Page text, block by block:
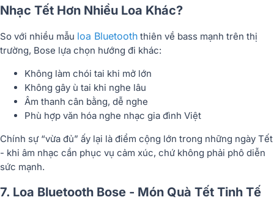
Nhạc Tết Hơn Nhiều Loa Khác?
So với nhiều mẫu loa Bluetooth thiên về bass mạnh trên thị
trường, Bose lựa chọn hướng đi khác:
Không làm chói tai khi mở lớn
Không gây ù tai khi nghe lâu
Âm thanh cân bằng, dễ nghe
Phù hợp văn hóa nghe nhạc gia đình Việt
Chính sự “vừa đủ” ấy lại là điểm cộng lớn trong những ngày Tết
- khi âm nhạc cần phục vụ cảm xúc, chứ không phải phô diễn
sức mạnh.
7. Loa Bluetooth Bose - Món Quà Tết Tinh Tế